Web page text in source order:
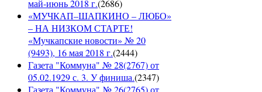
май-июнь 2018 г.(2686)
«МУЧКАП–ШАПКИНО – ЛЮБО»
– НА НИЗКОМ СТАРТЕ!
«Мучкапские новости» № 20
(9493), 16 мая 2018 г.(2444)
Газета "Коммуна" № 28(2767) от
05.02.1929 с. 3. У финиша.(2347)